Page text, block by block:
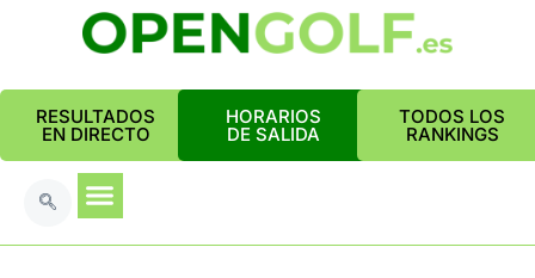
RESULTADOS
EN DIRECTO
HORARIOS
DE SALIDA
TODOS LOS
RANKINGS